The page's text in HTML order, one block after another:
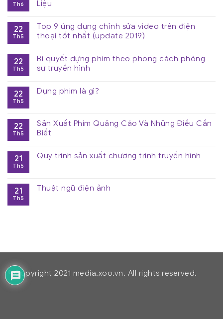
Th6
Liệu
22
Th5
Top 9 ứng dụng chỉnh sửa video trên điện
thoại tốt nhất (update 2019)
22
Th5
Bí quyết dựng phim theo phong cách phóng
sự truyền hình
22
Th5
Dựng phim là gì?
22
Th5
Sản Xuất Phim Quảng Cáo Và Những Điều Cần
Biết
21
Th5
Quy trình sản xuất chương trình truyền hình
21
Th5
Thuật ngữ điện ảnh
© Copyright 2021 media.xoo.vn. All rights reserved.